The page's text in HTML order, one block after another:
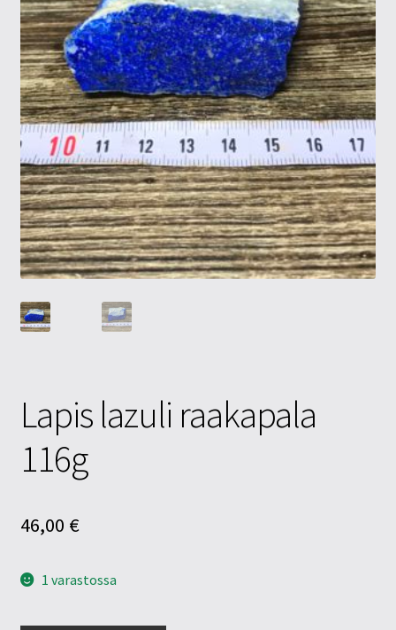
Tietosuojaseloste
Tuotteet
Yritysinfo
Lapis lazuli raakapala
116g
46,00 €
1 varastossa